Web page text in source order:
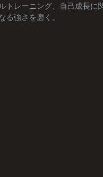
トレーニング、自己成長に
る強さを磨く。